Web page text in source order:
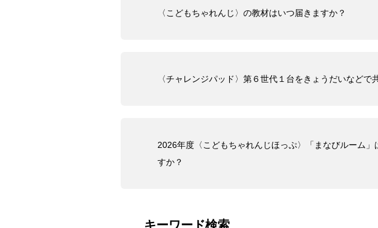
〈こどもちゃれんじ〉の教材はいつ届きますか？
〈チャレンジパッド〉第６世代１台をきょうだいなどで
2026年度〈こどもちゃれんじほっぷ〉「まなびルーム
すか？
キーワード検索